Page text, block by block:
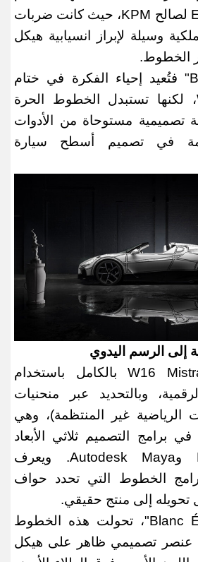
لصالح
، حيث كانت ضربات
وسيلة لإبراز انسيابية هيكل
الخطوط.
فتُعيد إحياء الفكرة في ختام
، لكنها تستبدل الخطوط الحرة
تصميمية مستوحاة من الأدوات
في تصميم أسطح سيارة
إلى الرسم اليدوي
W16
بالكامل باستخدام
وبالتحديد عبر منحنيات
الرياضية غير المنتظمة)، وهي
في برامج التصميم ثلاثي الأبعاد
وAutodesk Maya.
ويعرف
الخطوط التي تحدد حواف
تحويله إلى منتج حقيقي.
، تحولت هذه الخطوط
عنصر تصميمي ظاهر على هيكل